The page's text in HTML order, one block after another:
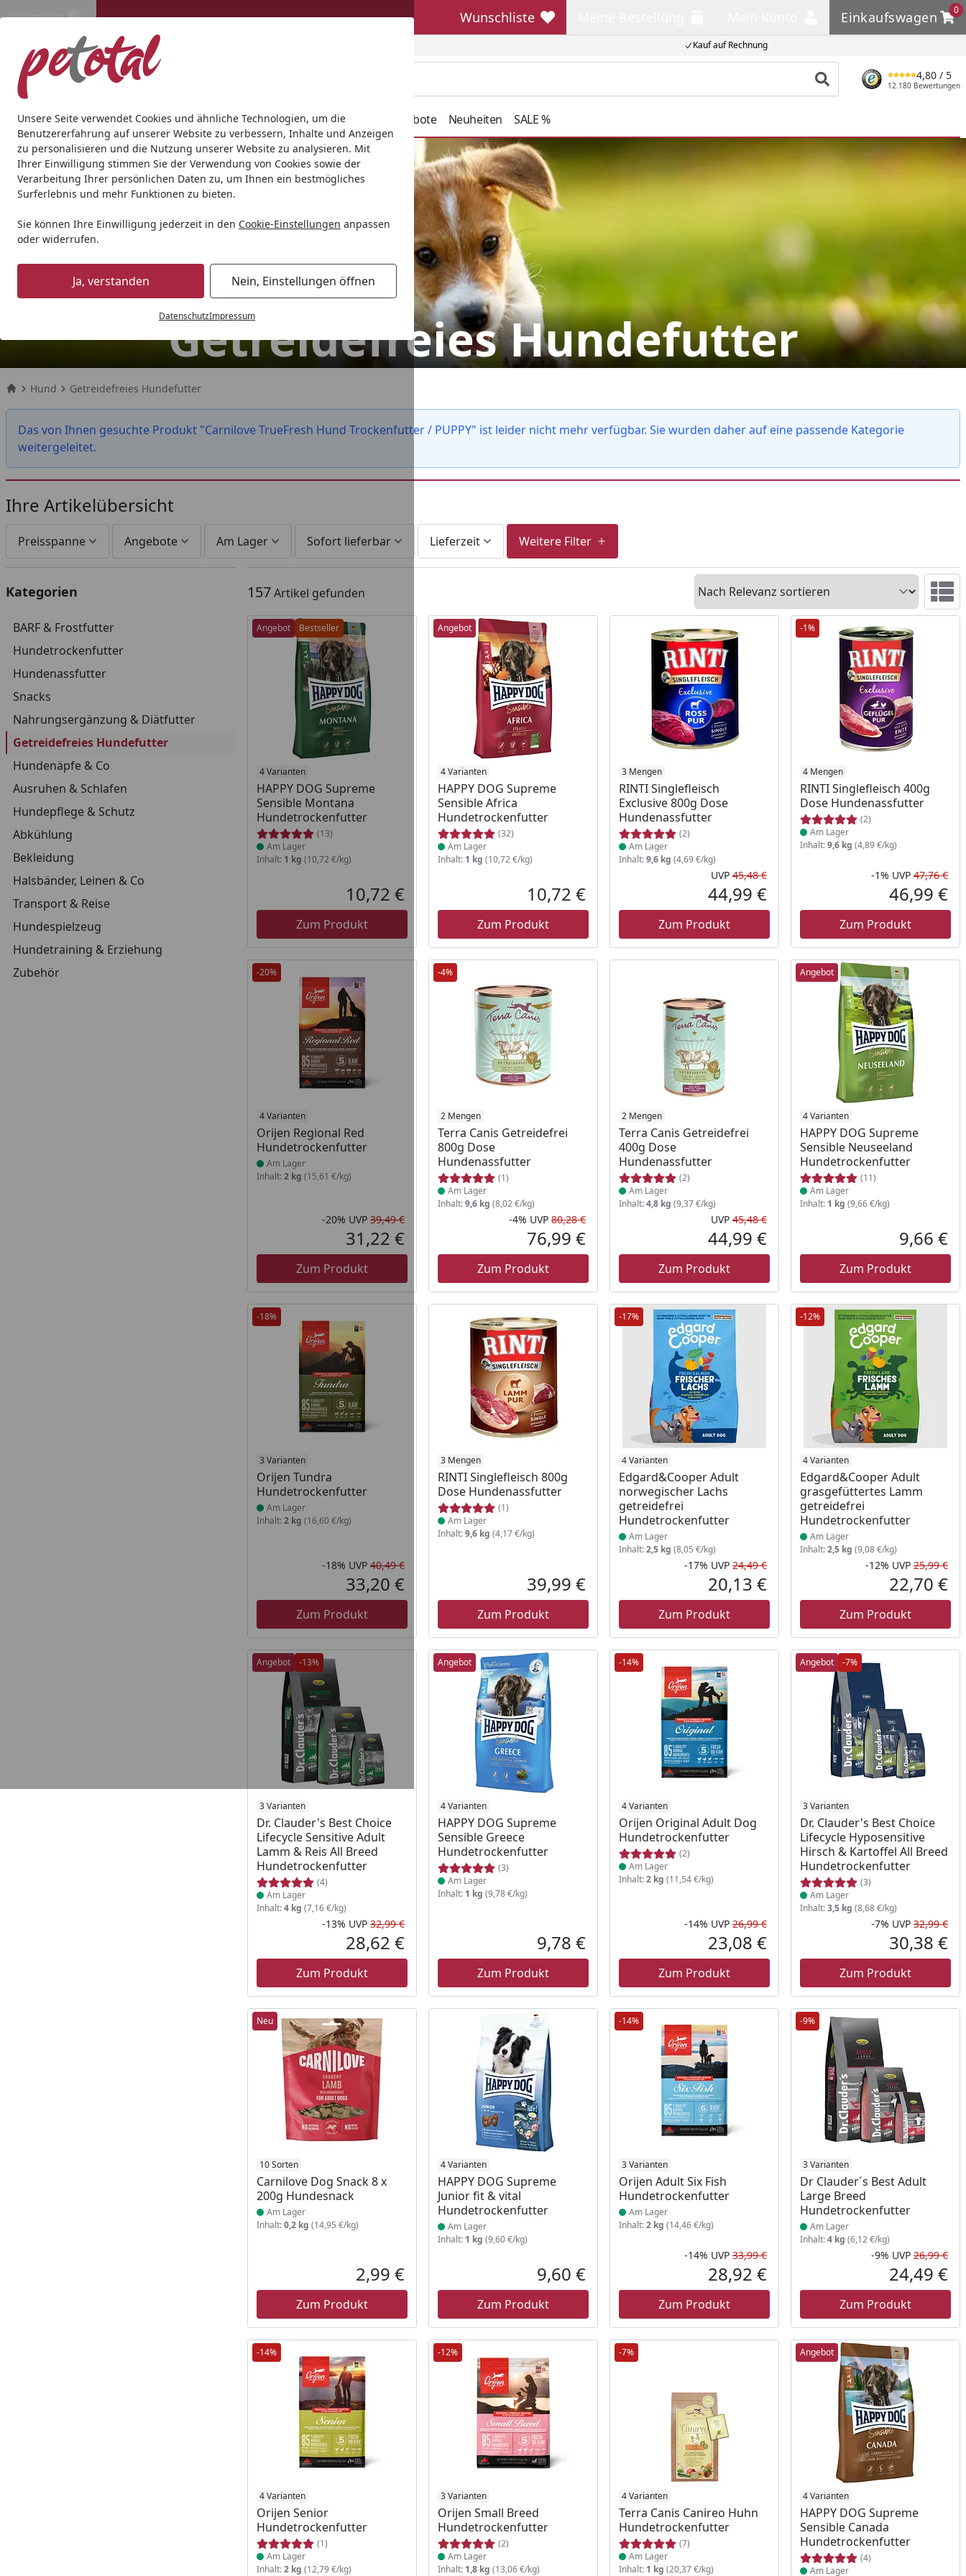
Unsere Seite verwendet Cookies und ähnliche Technologien, um die
Benutzererfahrung auf unserer Website zu verbessern, Inhalte und Anzeigen
zu personalisieren und die Nutzung unserer Website zu analysieren. Mit
Ihrer Einwilligung stimmen Sie der Verwendung von Cookies sowie der
Verarbeitung Ihrer persönlichen Daten zu, um Ihnen ein bestmögliches
Surferlebnis und mehr Funktionen zu bieten.
Sie können Ihre Einwilligung jederzeit in den Cookie-Einstellungen anpassen
oder widerrufen.
Ja, verstanden Nein, Einstellungen öffnen
DatenschutzImpressum
Kauf auf Rechnung
Kontakt Wunschliste
Wunschliste Einkaufswagen
0
Einkaufswagen
Produkt suchen
4,80 / 5
12.180 Bewertungen
Hund Katze Aquaristik Teich Andere Tierarten Geschenkideen Angebote Neuheiten SALE %
Getreidefreies Hundefutter
Hund Getreidefreies Hundefutter
Das von Ihnen gesuchte Produkt "Carnilove TrueFresh Hund Trockenfutter / PUPPY" ist leider nicht mehr verfügbar. Sie wurden daher auf eine passende Kategorie
weitergeleitet.
Ihre Artikelübersicht
Preisspanne Angebote Am Lager Sofort lieferbar Lieferzeit Weitere Filter
Kategorien
BARF & Frostfutter
Hundetrockenfutter
Hundenassfutter
Snacks
Nahrungsergänzung & Diätfutter
Getreidefreies Hundefutter
Hundenäpfe & Co
Ausruhen & Schlafen
Hundepflege & Schutz
Abkühlung
Bekleidung
Halsbänder, Leinen & Co
Transport & Reise
Hundespielzeug
Hundetraining & Erziehung
Zubehör
157Artikel gefunden
Sortieren
Angebot Bestseller
4 Varianten
HAPPY DOG Supreme
Sensible Montana
Hundetrockenfutter
(13)
Produkt am Lager
Am Lager
Inhalt: 1 kg (10,72 €/kg)
Aktueller Preis
10,72 €
Zum Produkt
Angebot
4 Varianten
HAPPY DOG Supreme
Sensible Africa
Hundetrockenfutter
(32)
Produkt am Lager
Am Lager
Inhalt: 1 kg (10,72 €/kg)
Aktueller Preis
10,72 €
Zum Produkt
3 Mengen
RINTI Singlefleisch
Exclusive 800g Dose
Hundenassfutter
(2)
Produkt am Lager
Am Lager
Inhalt:9,6 kg (4,69 €/kg)
Ursprünglicher Preis
UVP 45,48 €
Aktueller Preis
44,99 €
Zum Produkt
-1%
4 Mengen
RINTI Singlefleisch 400g
Dose Hundenassfutter
(2)
Produkt am Lager
Am Lager
Inhalt:9,6 kg (4,89 €/kg)
-1% UVP 47,76 €
46,99 €
Zum Produkt
-20%
4 Varianten
Orijen Regional Red
Hundetrockenfutter
Produkt am Lager
Am Lager
Inhalt: 2 kg (15,61 €/kg)
Rabatt in Prozent
-20%
Ursprünglicher Preis
UVP 39,49 €
Aktueller Preis
31,22 €
Zum Produkt
-4%
2 Mengen
Terra Canis Getreidefrei
800g Dose
Hundenassfutter
(1)
Produkt am Lager
Am Lager
Inhalt:9,6 kg (8,02 €/kg)
Rabatt in Prozent
-4%
Ursprünglicher Preis
UVP 80,28 €
Aktueller Preis
76,99 €
Zum Produkt
2 Mengen
Terra Canis Getreidefrei
400g Dose
Hundenassfutter
(2)
Produkt am Lager
Am Lager
Inhalt:4,8 kg (9,37 €/kg)
Ursprünglicher Preis
UVP 45,48 €
Aktueller Preis
44,99 €
Zum Produkt
Angebot
4 Varianten
HAPPY DOG Supreme
Sensible Neuseeland
Hundetrockenfutter
(11)
Produkt am Lager
Am Lager
Inhalt: 1 kg (9,66 €/kg)
9,66 €
Zum Produkt
-18%
3 Varianten
Orijen Tundra
Hundetrockenfutter
Produkt am Lager
Am Lager
Inhalt: 2 kg (16,60 €/kg)
Rabatt in Prozent
-18%
Ursprünglicher Preis
UVP 40,49 €
Aktueller Preis
33,20 €
Zum Produkt
3 Mengen
RINTI Singlefleisch 800g
Dose Hundenassfutter
(1)
Produkt am Lager
Am Lager
Inhalt:9,6 kg (4,17 €/kg)
Aktueller Preis
39,99 €
Zum Produkt
-17%
4 Varianten
Edgard&Cooper Adult
norwegischer Lachs
getreidefrei
Hundetrockenfutter
Produkt am Lager
Am Lager
Inhalt:2,5 kg (8,05 €/kg)
Rabatt in Prozent
-17%
Ursprünglicher Preis
UVP 24,49 €
Aktueller Preis
20,13 €
Zum Produkt
-12%
4 Varianten
Edgard&Cooper Adult
grasgefüttertes Lamm
getreidefrei
Hundetrockenfutter
Produkt am Lager
Am Lager
Inhalt:2,5 kg (9,08 €/kg)
-12% UVP 25,99 €
22,70 €
Zum Produkt
Angebot -13%
3 Varianten
Dr. Clauder's Best Choice
Lifecycle Sensitive Adult
Lamm & Reis All Breed
Hundetrockenfutter
(4)
Produkt am Lager
Am Lager
Inhalt:4 kg (7,16 €/kg)
Rabatt in Prozent
-13%
Ursprünglicher Preis
UVP 32,99 €
Aktueller Preis
28,62 €
Zum Produkt
Angebot
4 Varianten
HAPPY DOG Supreme
Sensible Greece
Hundetrockenfutter
(3)
Produkt am Lager
Am Lager
Inhalt: 1 kg (9,78 €/kg)
Aktueller Preis
9,78 €
Zum Produkt
-14%
4 Varianten
Orijen Original Adult Dog
Hundetrockenfutter
(2)
Produkt am Lager
Am Lager
Inhalt:2 kg (11,54 €/kg)
Rabatt in Prozent
-14%
Ursprünglicher Preis
UVP 26,99 €
Aktueller Preis
23,08 €
Zum Produkt
Angebot -7%
3 Varianten
Dr. Clauder's Best Choice
Lifecycle Hyposensitive
Hirsch & Kartoffel All Breed
Hundetrockenfutter
(3)
Produkt am Lager
Am Lager
Inhalt:3,5 kg (8,68 €/kg)
-7% UVP 32,99 €
30,38 €
Zum Produkt
Neu
10 Sorten
Carnilove Dog Snack 8 x
200g Hundesnack
Produkt am Lager
Am Lager
Inhalt:0,2 kg (14,95 €/kg)
Aktueller Preis
2,99 €
Zum Produkt
4 Varianten
HAPPY DOG Supreme
Junior fit & vital
Hundetrockenfutter
Produkt am Lager
Am Lager
Inhalt: 1 kg (9,60 €/kg)
Aktueller Preis
9,60 €
Zum Produkt
-14%
3 Varianten
Orijen Adult Six Fish
Hundetrockenfutter
Produkt am Lager
Am Lager
Inhalt:2 kg (14,46 €/kg)
Rabatt in Prozent
-14%
Ursprünglicher Preis
UVP 33,99 €
Aktueller Preis
28,92 €
Zum Produkt
-9%
3 Varianten
Dr Clauder´s Best Adult
Large Breed
Hundetrockenfutter
Produkt am Lager
Am Lager
Inhalt:4 kg (6,12 €/kg)
-9% UVP 26,99 €
24,49 €
Zum Produkt
-14%
4 Varianten
Orijen Senior
Hundetrockenfutter
(1)
Produkt am Lager
Am Lager
Inhalt:2 kg (12,79 €/kg)
-12%
3 Varianten
Orijen Small Breed
Hundetrockenfutter
(2)
Produkt am Lager
Am Lager
Inhalt: 1,8 kg (13,06 €/kg)
-7%
4 Varianten
Terra Canis Canireo Huhn
Hundetrockenfutter
(7)
Produkt am Lager
Am Lager
Inhalt: 1 kg (20,37 €/kg)
Angebot
4 Varianten
HAPPY DOG Supreme
Sensible Canada
Hundetrockenfutter
(4)
Produkt am Lager
Am Lager